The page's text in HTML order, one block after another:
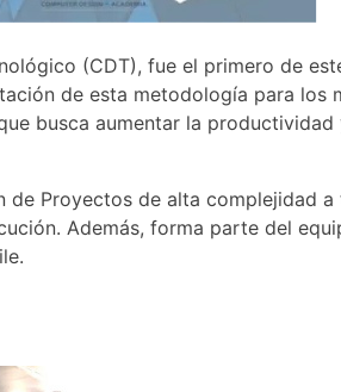
(CDT), fue el primero de
de esta metodología para los
busca aumentar la
de Proyectos de alta complejidad a
Además, forma parte del